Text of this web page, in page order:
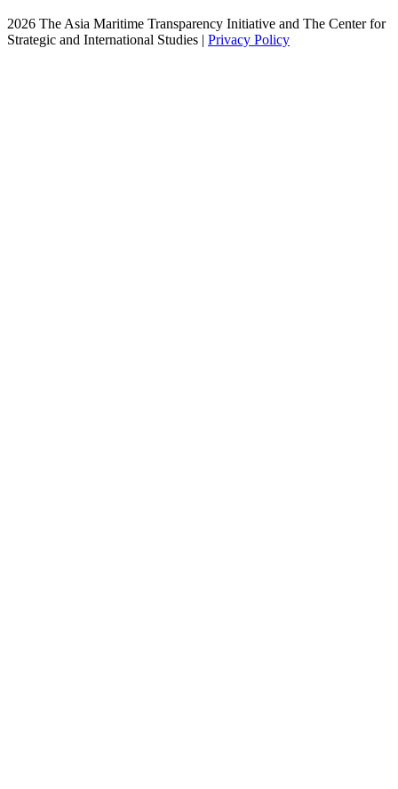
2026 The Asia Maritime Transparency Initiative and The Center for
Strategic and International Studies | Privacy Policy